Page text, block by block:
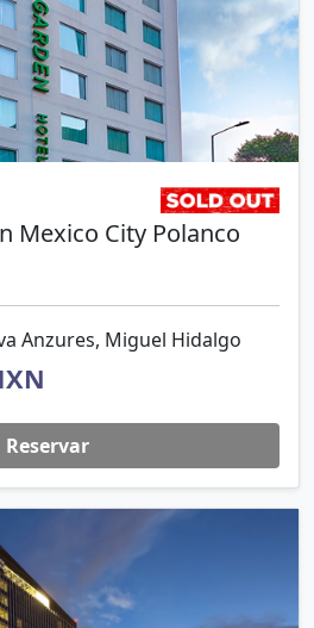
Mexico City Polanco
Anzures, Miguel Hidalgo
Reservar